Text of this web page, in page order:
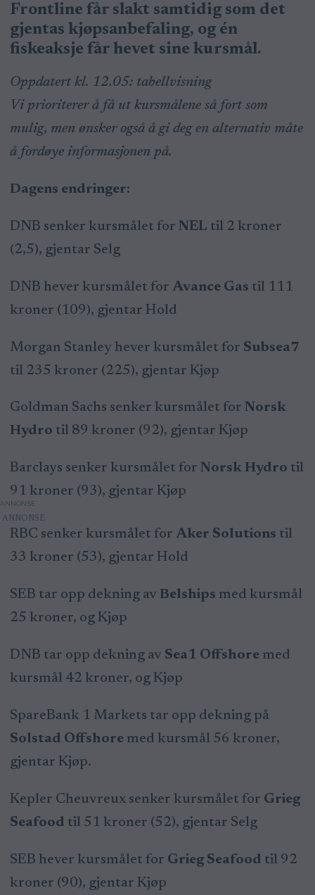
Frontline får slakt samtidig som det
gjentas kjøpsanbefaling, og én
fiskeaksje får hevet sine kursmål.
Oppdatert kl. 12.05: tabellvisning
Vi prioriterer å få ut kursmålene så fort som
mulig, men ønsker også å gi deg en alternativ måte
å fordøye informasjonen på.
Dagens endringer:
DNB senker kursmålet for NEL til 2 kroner
(2,5), gjentar Selg
DNB hever kursmålet for Avance Gas til 111
kroner (109), gjentar Hold
Morgan Stanley hever kursmålet for Subsea7
til 235 kroner (225), gjentar Kjøp
Goldman Sachs senker kursmålet for Norsk
Hydro til 89 kroner (92), gjentar Kjøp
Barclays senker kursmålet for Norsk Hydro til
91 kroner (93), gjentar Kjøp
ANNONSE
RBC senker kursmålet for Aker Solutions til
33 kroner (53), gjentar Hold
SEB tar opp dekning av Belships med kursmål
25 kroner, og Kjøp
DNB tar opp dekning av Sea1 Offshoremed
kursmål 42 kroner, og Kjøp
SpareBank 1 Markets tar opp dekning på
Solstad Offshoremed kursmål 56 kroner,
gjentar Kjøp.
Kepler Cheuvreux senker kursmålet for Grieg
Seafood til 51 kroner (52), gjentar Selg
SEB hever kursmålet for Grieg Seafood til 92
kroner (90), gjentar Kjøp